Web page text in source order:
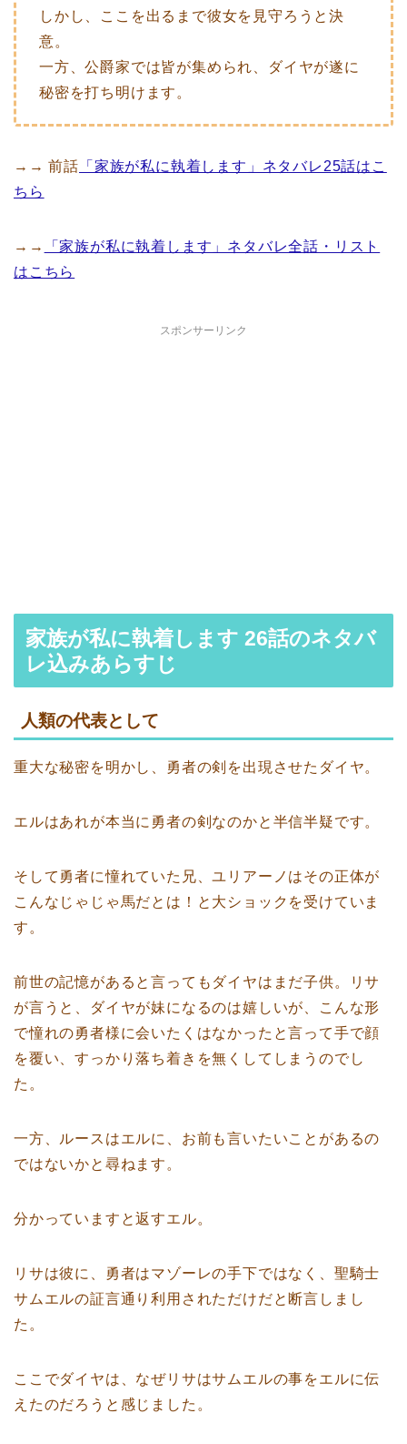
しかし、ここを出るまで彼女を見守ろうと決
意。
一方、公爵家では皆が集められ、ダイヤが遂に
秘密を打ち明けます。
→→ 前話 「家族が私に執着します」ネタバレ25話はこ
ちら
→→
「家族が私に執着します」ネタバレ全話・リスト
はこちら
スポンサーリンク
家族が私に執着します 26話のネタバ
レ込みあらすじ
人類の代表として
重大な秘密を明かし、勇者の剣を出現させたダイヤ。
エルはあれが本当に勇者の剣なのかと半信半疑です。
そして勇者に憧れていた兄、ユリアーノはその正体が
こんなじゃじゃ馬だとは！と大ショックを受けていま
す。
前世の記憶があると言ってもダイヤはまだ子供。リサ
が言うと、ダイヤが妹になるのは嬉しいが、こんな形
で憧れの勇者様に会いたくはなかったと言って手で顔
を覆い、すっかり落ち着きを無くしてしまうのでし
た。
一方、ルースはエルに、お前も言いたいことがあるの
ではないかと尋ねます。
分かっていますと返すエル。
リサは彼に、勇者はマゾーレの手下ではなく、聖騎士
サムエルの証言通り利用されただけだと断言しまし
た。
ここでダイヤは、なぜリサはサムエルの事をエルに伝
えたのだろうと感じました。